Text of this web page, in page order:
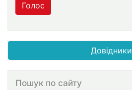
Голос
Довідники
Пошук по сайту